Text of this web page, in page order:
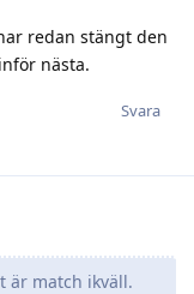
redan stängt den
nästa.
Svara
är match ikväll.